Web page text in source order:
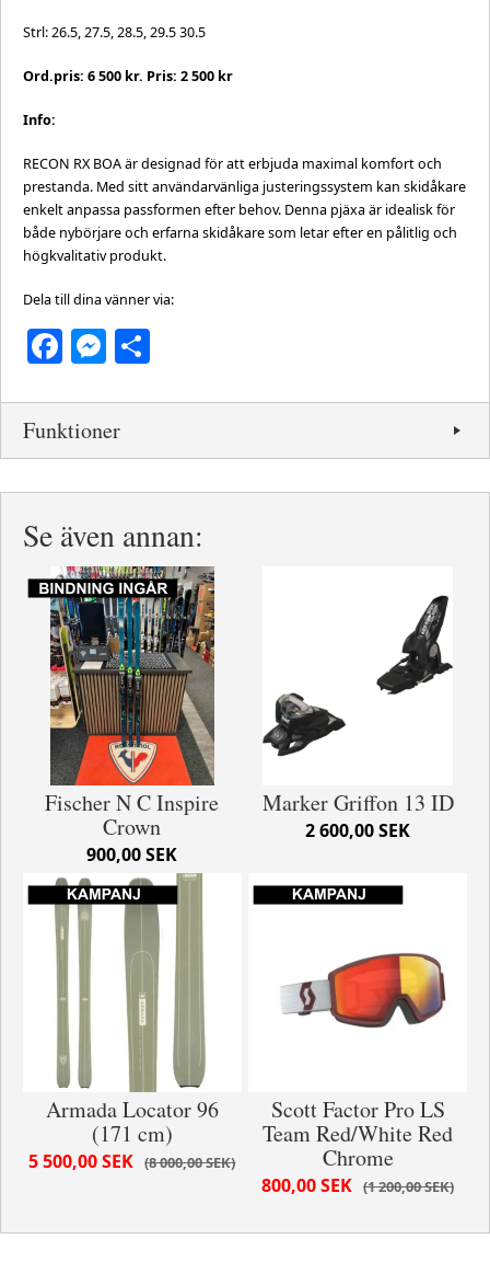
Strl: 26.5, 27.5, 28.5, 29.5 30.5
Ord.pris: 6 500 kr. Pris: 2 500 kr
Info:
RECON RX BOA är designad för att erbjuda maximal komfort och
prestanda. Med sitt användarvänliga justeringssystem kan skidåkare
enkelt anpassa passformen efter behov. Denna pjäxa är idealisk för
både nybörjare och erfarna skidåkare som letar efter en pålitlig och
högkvalitativ produkt.
Dela till dina vänner via:
Facebook
Messenger
Funktioner
Se även annan:
Fischer N C Inspire
Crown
900,00 SEK
Marker Griffon 13 ID
2 600,00 SEK
Armada Locator 96
(171 cm)
8 000,00 SEK
5 500,00 SEK
Scott Factor Pro LS
Team Red/White Red
Chrome
1 200,00 SEK
800,00 SEK